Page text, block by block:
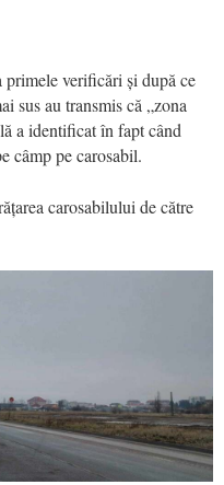
verificări și după ce
sus au transmis că „zona
a identificat în fapt când
câmp pe carosabil.
carosabilului de către